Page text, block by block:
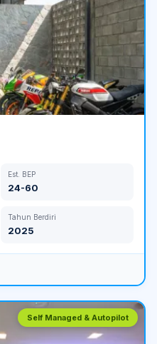
Est. BEP
24-60
Tahun Berdiri
2025
Self Managed & Autopilot